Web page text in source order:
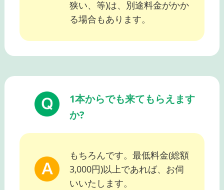
狭い、等)は、別途料金がかか
る場合もあります。
1本からでも来てもらえます
か?
もちろんです。最低料金(総額
3,000円)以上であれば、お伺
いいたします。